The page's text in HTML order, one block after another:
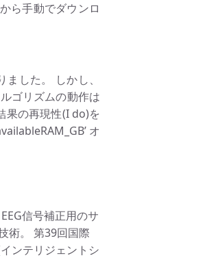
から手動でダウンロ
した。 しかし、
ゴリズムの動作は
果の再現性(I do)を
オ
信号補正用のサ
術。 第39回国際
ンテリジェントシ